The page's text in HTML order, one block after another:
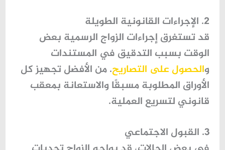
2. الإجراءات القانونية الطويلة
قد تستغرق إجراءات الزواج الرسمية بعض
الوقت بسبب التدقيق في المستندات
والحصول على التصاريح. من الأفضل تجهيز كل
الأوراق المطلوبة مسبقًا والاستعانة بمعقب
قانوني لتسريع العملية.
3. القبول الاجتماعي